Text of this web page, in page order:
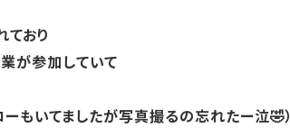
おり
が参加していて
もいてましたが写真撮るの忘れたー泣🤣）